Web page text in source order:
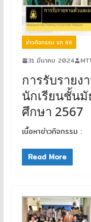
ข่าวกิจกรรม ธท 66
31 มีนาคม 2024
การรับรายง
นักเรียนชั้น
ศึกษา 2567
เนื้อหาข่าวกิจกรรม :
Read More